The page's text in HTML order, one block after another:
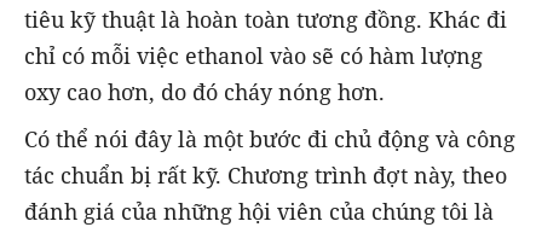
tiêu kỹ thuật là hoàn toàn tương đồng. Khác đi
chỉ có mỗi việc ethanol vào sẽ có hàm lượng
oxy cao hơn, do đó cháy nóng hơn.
Có thể nói đây là một bước đi chủ động và công
tác chuẩn bị rất kỹ. Chương trình đợt này, theo
đánh giá của những hội viên của chúng tôi là